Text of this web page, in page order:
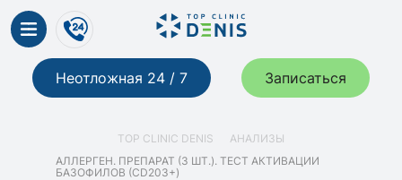
Неотложная 24 / 7 Записаться
TOP CLINIC DENIS
АНАЛИЗЫ
АЛЛЕРГЕН. ПРЕПАРАТ (3 ШТ.). ТЕСТ АКТИВАЦИИ
БАЗОФИЛОВ (CD203+)